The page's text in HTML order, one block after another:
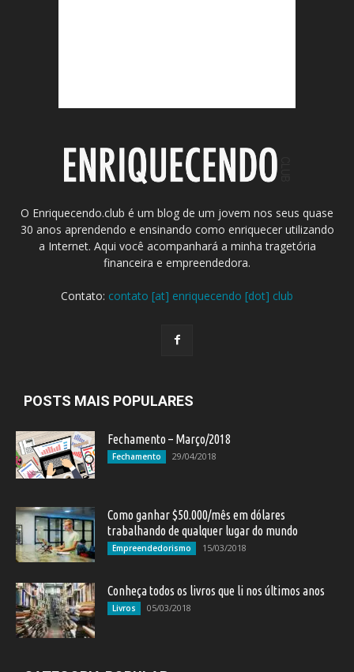
O Enriquecendo.club é um blog de um jovem nos seus quase
30 anos aprendendo e ensinando como enriquecer utilizando
a Internet. Aqui você acompanhará a minha tragetória
financeira e empreendedora.
Contato: contato [at] enriquecendo [dot] club
POSTS MAIS POPULARES
Fechamento – Março/2018
Fechamento 29/04/2018
Como ganhar $50.000/mês em dólares
trabalhando de qualquer lugar do mundo
Empreendedorismo 15/03/2018
Conheça todos os livros que li nos últimos anos
Livros 05/03/2018